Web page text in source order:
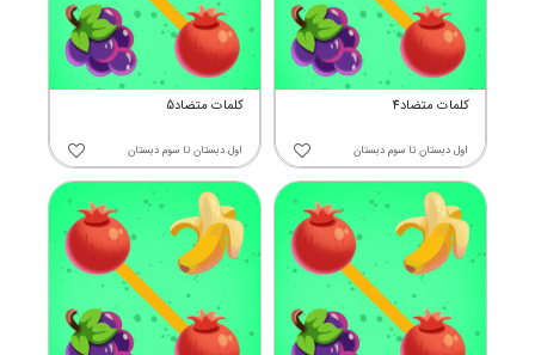
کلمات متضاد5
اول دبستان تا سوم دبستان
کلمات متضاد4
اول دبستانتا سوم دبستان